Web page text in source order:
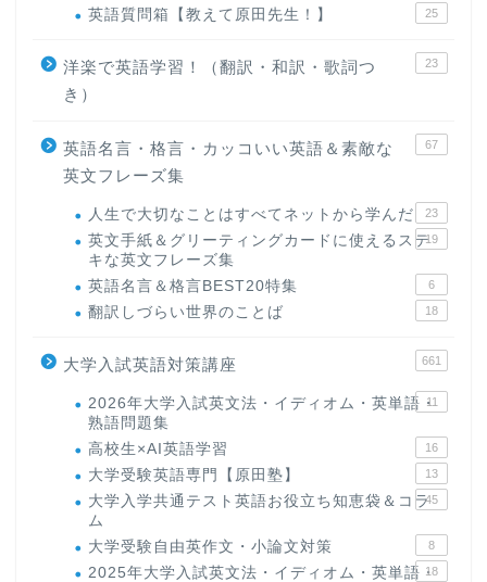
英語質問箱【教えて原田先生！】 25
洋楽で英語学習！（翻訳・和訳・歌詞つ
き）
23
英語名言・格言・カッコいい英語＆素敵な
英文フレーズ集
67
人生で大切なことはすべてネットから学んだ 23
英文手紙＆グリーティングカードに使えるステ
キな英文フレーズ集
19
英語名言＆格言BEST20特集 6
翻訳しづらい世界のことば 18
大学入試英語対策講座 661
2026年大学入試英文法・イディオム・英単語・
熟語問題集
11
高校生×AI英語学習 16
大学受験英語専門【原田塾】 13
大学入学共通テスト英語お役立ち知恵袋＆コラ
ム
45
大学受験自由英作文・小論文対策 8
2025年大学入試英文法・イディオム・英単語・
18